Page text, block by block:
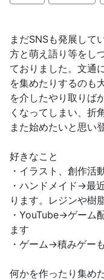
まだSNSも発展して
方と萌え語り等をし
ておりました。文通
を集めたりするのも
を介したやり取りば
くなってしまい、折
また始めたいと思い
好きなこと
・イラスト、創作
・ハンドメイド→最
ります。レジンや樹
・YouTube→ゲーム
ます
・ゲーム→積みゲー
何かを作ったり集め